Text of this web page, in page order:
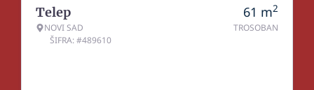
Telep
NOVI SAD
ŠIFRA: #489610
61 m2
TROSOBAN